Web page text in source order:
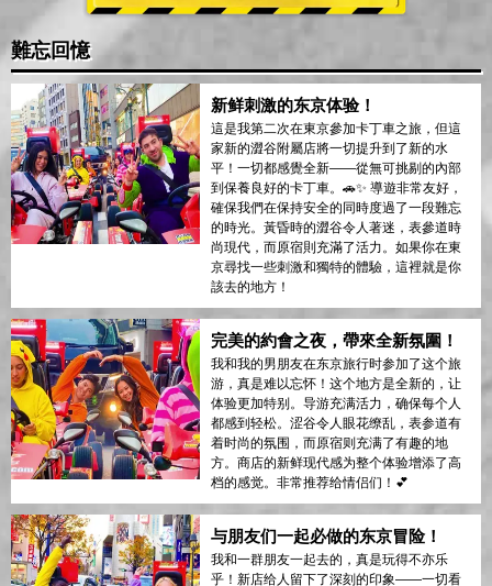
難忘回憶
新鲜刺激的东京体验！
這是我第二次在東京參加卡丁車之旅，但這
家新的澀谷附屬店將一切提升到了新的水
平！一切都感覺全新——從無可挑剔的內部
到保養良好的卡丁車。🚗✨ 導遊非常友好，
確保我們在保持安全的同時度過了一段難忘
的時光。黃昏時的澀谷令人著迷，表參道時
尚現代，而原宿則充滿了活力。如果你在東
京尋找一些刺激和獨特的體驗，這裡就是你
該去的地方！
完美的約會之夜，帶來全新氛圍！
我和我的男朋友在东京旅行时参加了这个旅
游，真是难以忘怀！这个地方是全新的，让
体验更加特别。导游充满活力，确保每个人
都感到轻松。涩谷令人眼花缭乱，表参道有
着时尚的氛围，而原宿则充满了有趣的地
方。商店的新鲜现代感为整个体验增添了高
档的感觉。非常推荐给情侣们！💕
与朋友们一起必做的东京冒险！
我和一群朋友一起去的，真是玩得不亦乐
乎！新店给人留下了深刻的印象——一切看